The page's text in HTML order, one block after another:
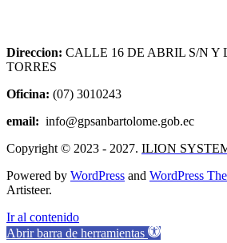
Direccion: CALLE 16 DE ABRIL S/N Y
TORRES
Oficina: (07) 3010243
email: info@gpsanbartolome.gob.ec
Copyright © 2023 - 2027. ILION
Powered by WordPress and WordPress
Artisteer.
Ir al contenido
Abrir barra de herramientas